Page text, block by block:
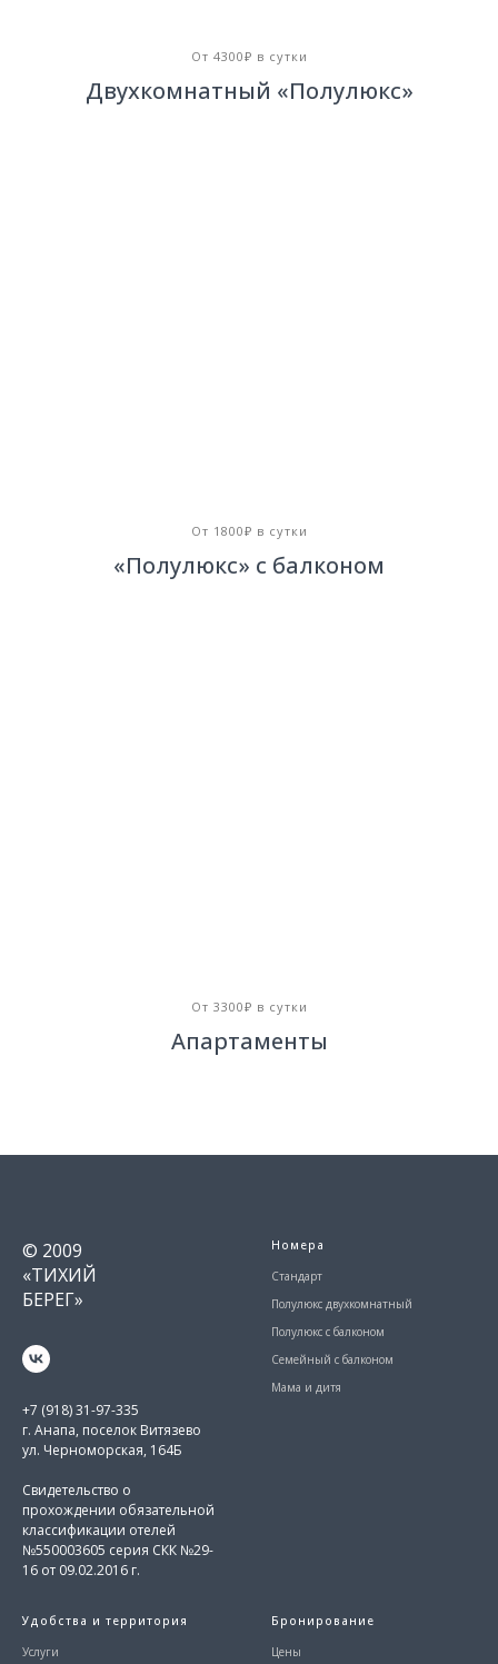
От 4300₽ в сутки
Двухкомнатный «Полулюкс»
От 1800₽ в сутки
«Полулюкс» с балконом
От 3300₽ в сутки
Апартаменты
© 2009
«ТИХИЙ
БЕРЕГ»
+7 (918) 31-97-335
г. Анапа, поселок Витязево
ул. Черноморская, 164Б
Свидетельство о
прохождении обязательной
классификации отелей
№550003605 серия СКК №29-
16 от 09.02.2016 г.
Номера
Стандарт
Полулюкс двухкомнатный
Полулюкс с балконом
Семейный с балконом
Мама и дитя
Удобства и территория
Услуги
Бронирование
Цены